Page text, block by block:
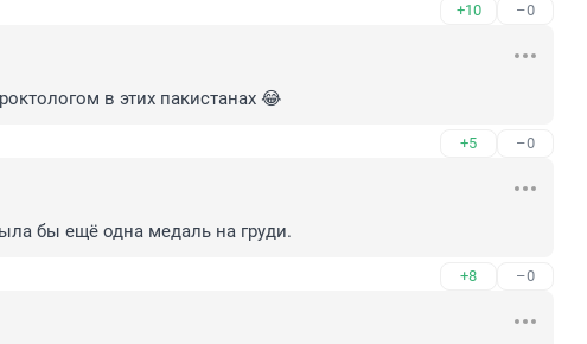
+10 –0
в этих пакистанах 😂
+5 –0
бы ещё одна медаль на груди.
+8 –0